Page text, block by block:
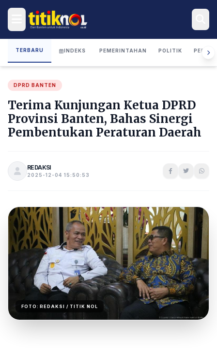
TERBARU INDEKS PEMERINTAHAN POLITIK
DPRD BANTEN
Terima Kunjungan Ketua DPRD
Provinsi Banten, Bahas Sinergi
Pembentukan Peraturan Daerah
REDAKSI
2025-12-04 15:50:53
FOTO:REDAKSI / TITIK NOL